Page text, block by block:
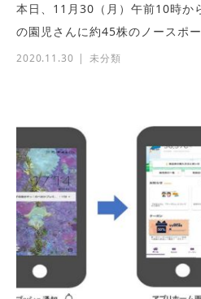
本日、11月30（月）午前10時か
の園児さんに約45株のノースポ
2020.11.30 未分類